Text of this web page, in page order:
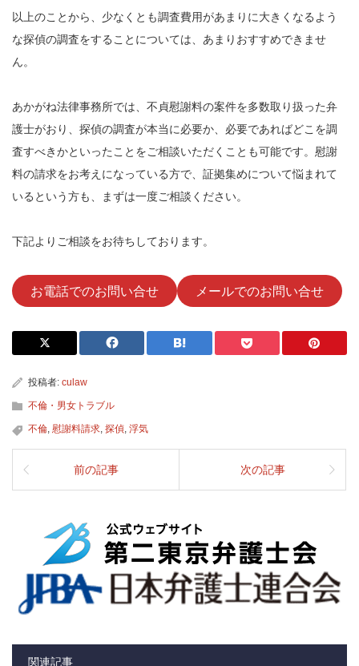
以上のことから、少なくとも調査費用があまりに大きくなるよう
な探偵の調査をすることについては、あまりおすすめできませ
ん。
あかがね法律事務所では、不貞慰謝料の案件を多数取り扱った弁
護士がおり、探偵の調査が本当に必要か、必要であればどこを調
査すべきかといったことをご相談いただくことも可能です。慰謝
料の請求をお考えになっている方で、証拠集めについて悩まれて
いるという方も、まずは一度ご相談ください。
下記よりご相談をお待ちしております。
お電話でのお問い合せ メールでのお問い合せ
投稿者: culaw
不倫・男女トラブル
不倫, 慰謝料請求, 探偵, 浮気
前の記事 次の記事
関連記事